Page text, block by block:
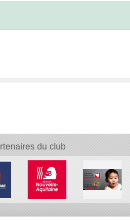
du club